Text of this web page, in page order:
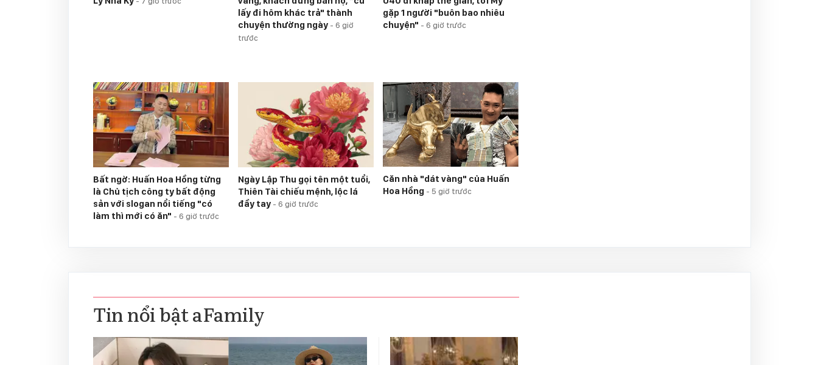
lấy đi hôm khác trả" thành
chuyện thường ngày - 6 giờ
trước
gặp 1 người "buôn bao nhiêu
chuyện" - 6 giờ trước
Bất ngờ: Huấn Hoa Hồng từng
là Chủ tịch công ty bất động
sản với slogan nổi tiếng "có
làm thì mới có ăn" - 6 giờ trước
Ngày Lập Thu gọi tên một tuổi,
Thiên Tài chiếu mệnh, lộc lá
đầy tay - 6 giờ trước
Căn nhà "dát vàng" của Huấn
Hoa Hồng - 5 giờ trước
Tin nổi bật aFamily